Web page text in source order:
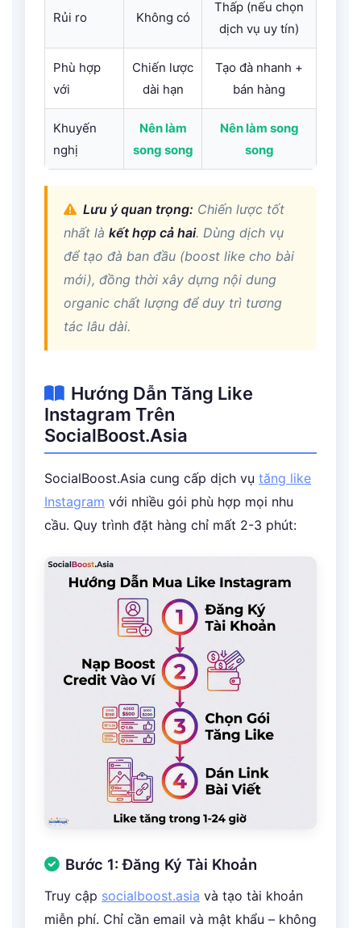
Rủi ro Không có
Thấp (nếu chọn
dịch vụ uy tín)
Phù hợp
với
Chiến lược
dài hạn
Tạo đà nhanh +
bán hàng
Khuyến
nghị
Nên làm
song song
Nên làm song
song
Lưu ý quan trọng: Chiến lược tốt
nhất là kết hợp cả hai. Dùng dịch vụ
để tạo đà ban đầu (boost like cho bài
mới), đồng thời xây dựng nội dung
organic chất lượng để duy trì tương
tác lâu dài.
Hướng Dẫn Tăng Like
Instagram Trên
SocialBoost.Asia
SocialBoost.Asia cung cấp dịch vụ tăng like
Instagram với nhiều gói phù hợp mọi nhu
cầu. Quy trình đặt hàng chỉ mất 2-3 phút:
Bước 1: Đăng Ký Tài Khoản
Truy cập socialboost.asia và tạo tài khoản
miễn phí. Chỉ cần email và mật khẩu – không